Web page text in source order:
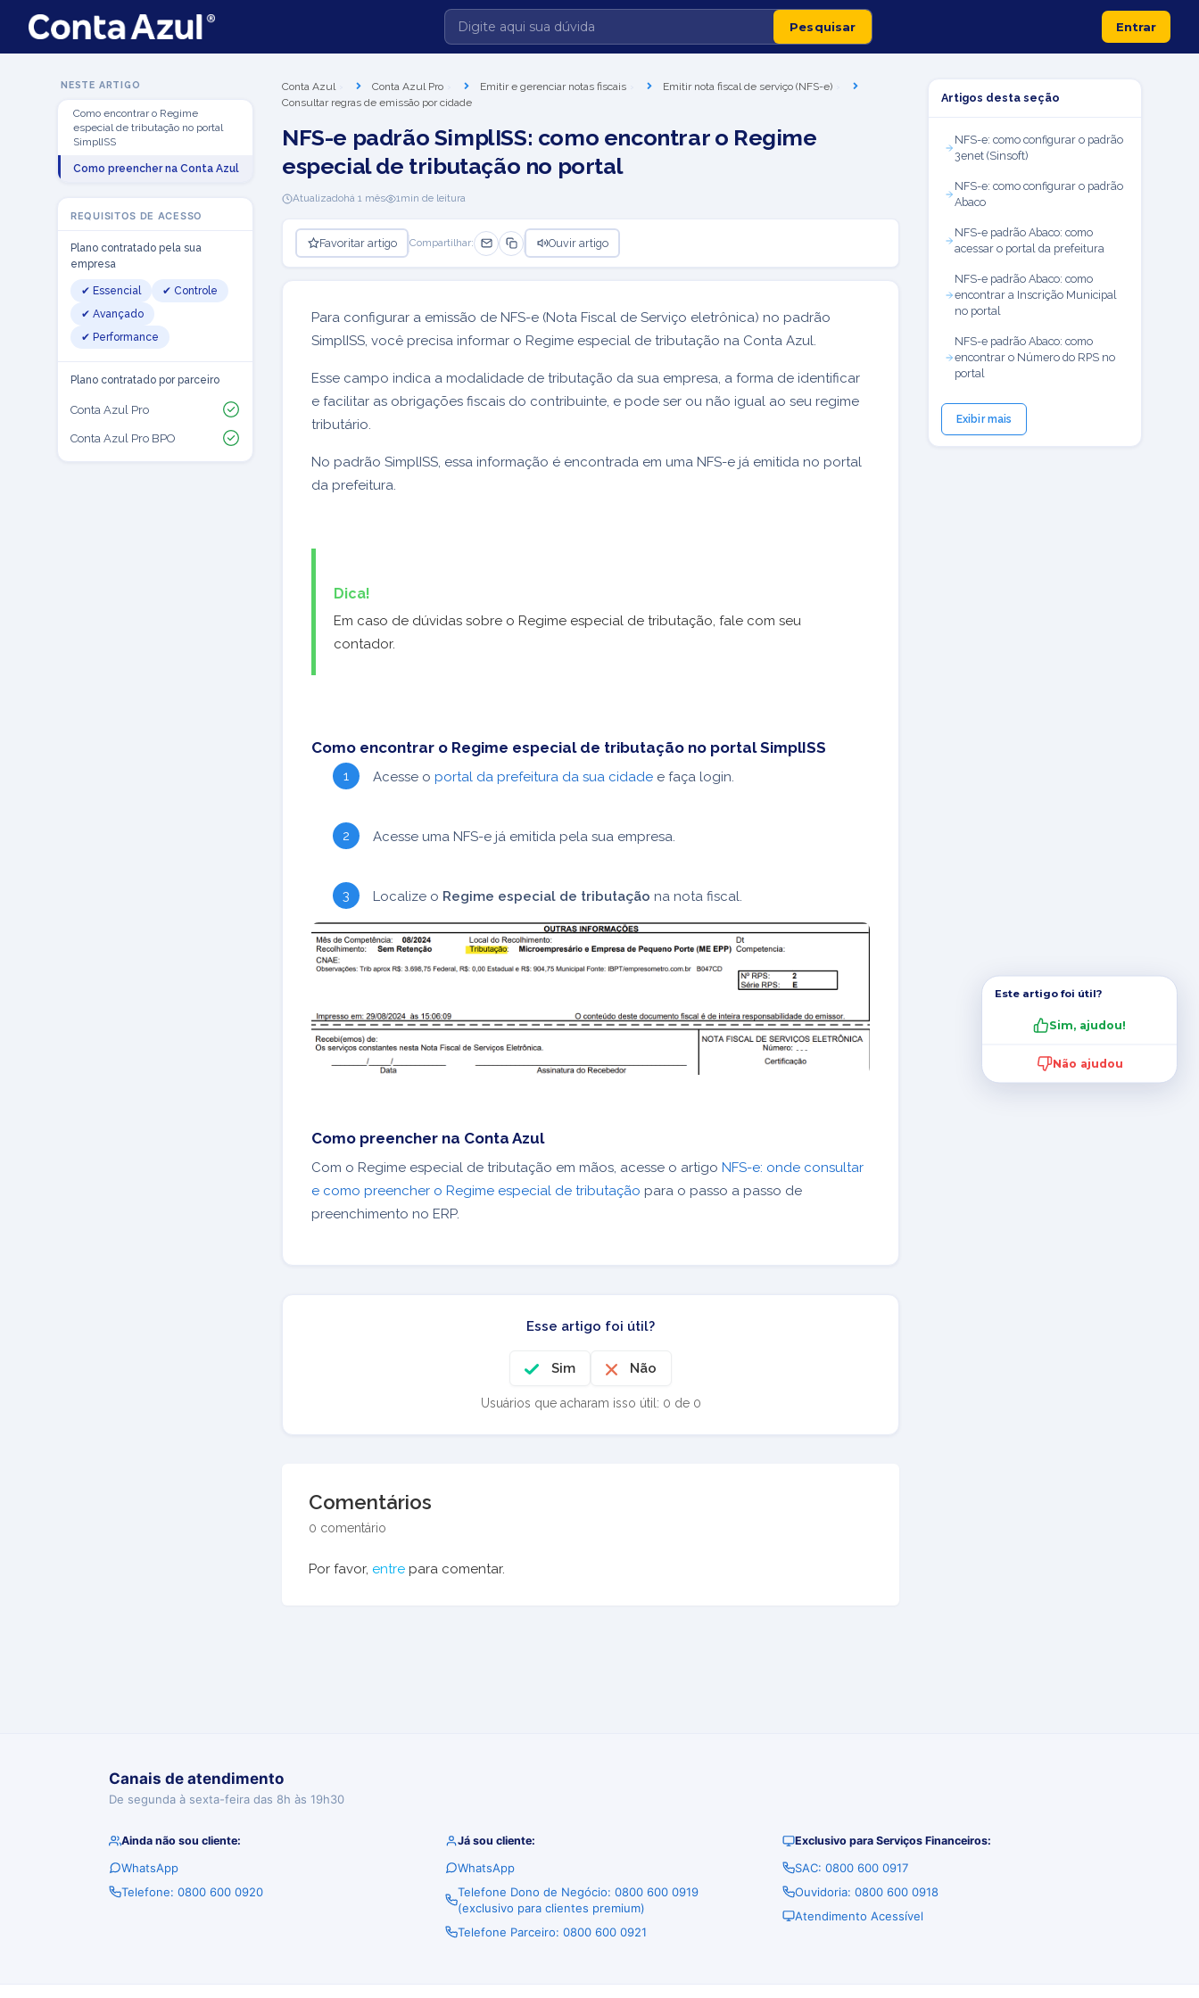
Entrar
NESTE ARTIGO
Como encontrar o Regime
especial de tributação no portal
SimplISS
Como preencher na Conta Azul
REQUISITOS DE ACESSO
Plano contratado pela sua
empresa
✔ Essencial
✔ Controle
✔ Avançado
✔ Performance
Plano contratado por parceiro
Conta Azul Pro
Conta Azul Pro BPO
Conta Azul Conta Azul Pro Emitir e gerenciar notas fiscais
Emitir nota fiscal de serviço (NFS-e)
Consultar regras de emissão por cidade
NFS-e padrão SimplISS: como encontrar o Regime
especial de tributação no portal
Atualizadohá 1 mês 1min de leitura
Favoritar artigo Compartilhar: Ouvir artigo
Para configurar a emissão de NFS-e (Nota Fiscal de Serviço eletrônica) no padrão
SimplISS, você precisa informar o Regime especial de tributação na Conta Azul.
Esse campo indica a modalidade de tributação da sua empresa, a forma de identificar
e facilitar as obrigações fiscais do contribuinte, e pode ser ou não igual ao seu regime
tributário.
No padrão SimplISS, essa informação é encontrada em uma NFS-e já emitida no portal
da prefeitura.
Dica!
Em caso de dúvidas sobre o Regime especial de tributação, fale com seu
contador.
Como encontrar o Regime especial de tributação no portal SimplISS
Acesse o portal da prefeitura da sua cidade e faça login.
Acesse uma NFS-e já emitida pela sua empresa.
Localize o Regime especial de tributação na nota fiscal.
Como preencher na Conta Azul
Com o Regime especial de tributação em mãos, acesse o artigo NFS-e: onde consultar
e como preencher o Regime especial de tributação para o passo a passo de
preenchimento no ERP.
Esse artigo foi útil?
Sim Não
Usuários que acharam isso útil: 0 de 0
Comentários
0 comentário
Por favor, entre para comentar.
Artigos desta seção
NFS-e: como configurar o padrão
3enet (Sinsoft)
NFS-e: como configurar o padrão
Abaco
NFS-e padrão Abaco: como
acessar o portal da prefeitura
NFS-e padrão Abaco: como
encontrar a Inscrição Municipal
no portal
NFS-e padrão Abaco: como
encontrar o Número do RPS no
portal
Exibir mais
Este artigo foi útil?
Sim, ajudou!
Não ajudou
Canais de atendimento
De segunda à sexta-feira das 8h às 19h30
Ainda não sou cliente:
WhatsApp
Telefone: 0800 600 0920
Já sou cliente:
WhatsApp
Telefone Dono de Negócio: 0800 600 0919
(exclusivo para clientes premium)
Telefone Parceiro: 0800 600 0921
Exclusivo para Serviços Financeiros:
SAC: 0800 600 0917
Ouvidoria: 0800 600 0918
Atendimento Acessível